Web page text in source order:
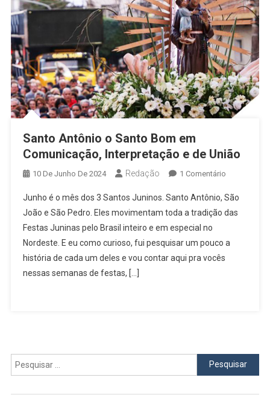
Santo Antônio o Santo Bom em
Comunicação, Interpretação e de União
10 De Junho De 2024 Redação 1 ComentárioEm
Antônio
O
Bom
Junho é o mês dos 3 Santos Juninos. Santo Antônio, São
João e São Pedro. Eles movimentam toda a tradição das
Festas Juninas pelo Brasil inteiro e em especial no
Nordeste. E eu como curioso, fui pesquisar um pouco a
história de cada um deles e vou contar aqui pra vocês
nessas semanas de festas, […]
Pesquisar
por: